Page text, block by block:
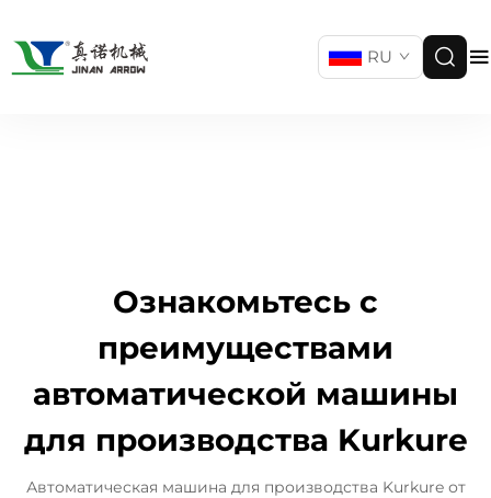
RU
Ознакомьтесь с
преимуществами
автоматической машины
для производства Kurkure
Автоматическая машина для производства Kurkure от